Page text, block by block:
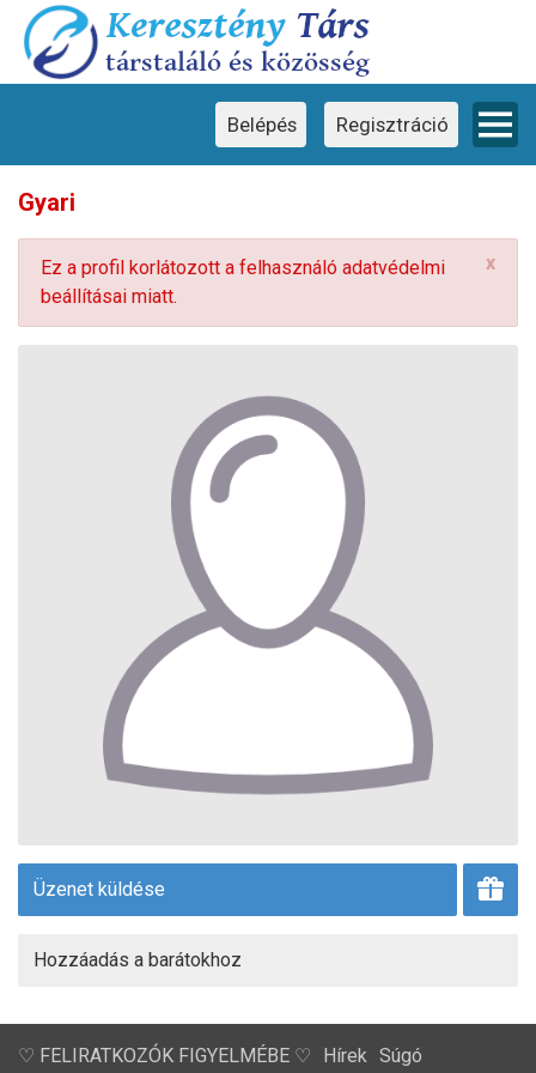
Belépés Regisztráció
Gyari
x
Ez a profil korlátozott a felhasználó adatvédelmi
beállításai miatt.
Üzenet küldése
Hozzáadás a barátokhoz
♡ FELIRATKOZÓK FIGYELMÉBE ♡ Hírek Súgó
Ez a weboldal cookie-kat használ
Ez a weboldal cookie-kat használ a
felhasználói élmény javítása érdekében.
Weboldalunk használatával Ön hozzájárul a
cookie-k használatához.